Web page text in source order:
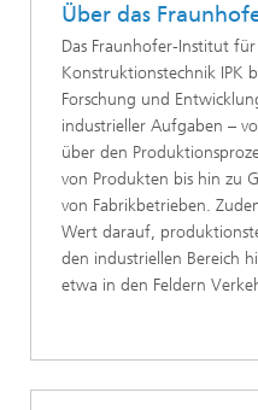
Über das
Das Fraunhofer-Institut
Konstruktionstechnik IPK
Forschung und
industrieller Aufgaben –
über den
von ­Produkten bis hin zu
von Fabrikbetrieben.
Wert darauf,
den industriellen Bereich
etwa in den Feldern